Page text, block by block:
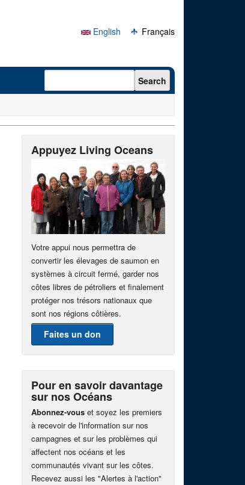
English
Français
Search form Search
Appuyez Living Oceans
Votre appui nous permettra de
convertir les élevages de saumon en
systèmes à circuit fermé, garder nos
côtes libres de pétroliers et finalement
protéger nos trésors nationaux que
sont nos régions côtières.
Faites un don
Pour en savoir davantage
sur nos Océans
Abonnez-vous et soyez les premiers
à recevoir de l'information sur nos
campagnes et sur les problèmes qui
affectent nos océans et les
communautés vivant sur les côtes.
Recevez aussi les "Alertes à l'action"